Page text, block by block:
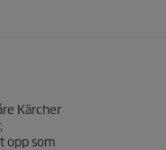
Kärcher
opp som